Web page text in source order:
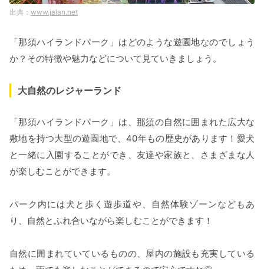
www.jalan.net
「那須ハイランドパーク」はどのような遊園地なのでしょう
か？その特徴や魅力などについて見ていきましょう。
大自然のレジャーランド
「那須ハイランドパーク」は、 那須の自然に囲まれた広大な
敷地を持つ大型の遊園地で、40年もの歴史があります！愛犬
と一緒に入園することができ、友達や家族と、さまざまな人
が楽しむことができます。
パーク内には犬と歩く遊歩道や、自然体験ゾーンなどもあ
り、自然とふれ合いながら楽しむことができます！
自然に囲まれていているものの、屋内の施設も充実している